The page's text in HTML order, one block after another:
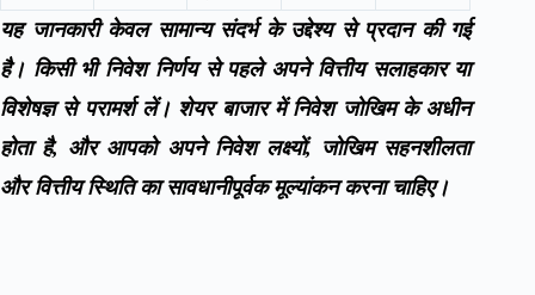
यह जानकारी केवल सामान्य संदर्भ के उद्देश्य से प्रदान की गई
है। किसी भी निवेश निर्णय से पहले अपने वित्तीय सलाहकार या
विशेषज्ञ से परामर्श लें। शेयर बाजार में निवेश जोखिम के अधीन
होता है, और आपको अपने निवेश लक्ष्यों, जोखिम सहनशीलता
और वित्तीय स्थिति का सावधानीपूर्वक मूल्यांकन करना चाहिए।